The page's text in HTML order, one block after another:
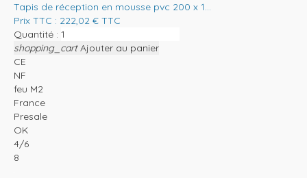
Tapis de réception en mousse pvc 200 x 1...
Prix TTC : 222,02 € TTC
Quantité :
shopping_cart Ajouter au panier
CE
NF
feu M2
France
Presale
OK
4/6
8